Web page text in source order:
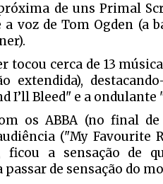
de uns Primal
voz de Tom Ogden (a
tocou cerca de 13
extendida),
I’ll Bleed" e a ondulante
os ABBA (no final de
("My Favourite
ficou a sensação de
de sensação do